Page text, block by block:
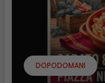
DOPODOMANI